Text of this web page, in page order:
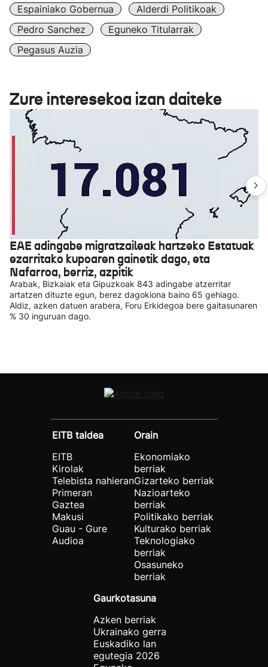
Espainiako Gobernua
Alderdi Politikoak
Pedro Sanchez
Eguneko Titularrak
Pegasus Auzia
Zure interesekoa izan daiteke
EAE adingabe migratzaileak hartzeko Estatuak
ezarritako kupoaren gainetik dago, eta
Nafarroa, berriz, azpitik
Arabak, Bizkaiak eta Gipuzkoak 843 adingabe atzerritar
artatzen dituzte egun, berez dagokiona baino 65 gehiago.
Aldiz, azken datuen arabera, Foru Erkidegoa bere gaitasunaren
% 30 inguruan dago.
EITB taldea
EITB
Kirolak
Telebista nahieran
Primeran
Gaztea
Makusi
Guau - Gure
Audioa
Orain
Ekonomiako
berriak
Gizarteko berriak
Nazioarteko
berriak
Politikako berriak
Kulturako berriak
Teknologiako
berriak
Osasuneko
berriak
Gaurkotasuna
Azken berriak
Ukrainako gerra
Euskadiko lan
egutegia 2026